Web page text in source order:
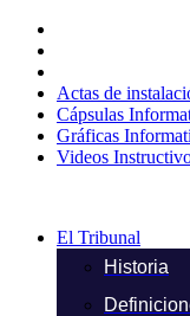
contenido
Actas de
Cápsulas
Gráficas
Videos
El Tribunal
Historia